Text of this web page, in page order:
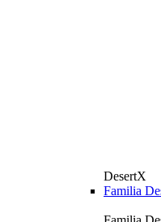
DesertX
Familia